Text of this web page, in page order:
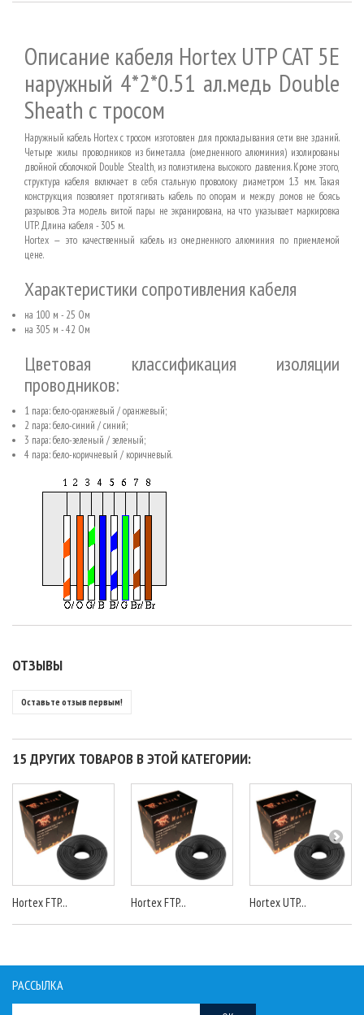
Описание кабеля Hortex UTP CAT 5Е
наружный 4*2*0.51 ал.медь Double
Sheath с тросом
Наружный кабель Hortex с тросом изготовлен для прокладывания сети вне зданий.
Четыре жилы проводников из биметалла (омедненного алюминия) изолированы
двойной оболочкой Double Stealth, из полиэтилена высокого давления. Кроме этого,
структура кабеля включает в себя стальную проволоку диаметром 1.3 мм. Такая
конструкция позволяет протягивать кабель по опорам и между домов не боясь
разрывов. Эта модель витой пары не экранирована, на что указывает маркировка
UTP.Длина кабеля - 305 м.
Hortex — это качественный кабель из омедненного алюминия по приемлемой
цене.
Характеристики сопротивления кабеля
на 100 м - 25 Ом
на 305 м - 42 Ом
Цветовая классификация изоляции
проводников:
1 пара: бело-оранжевый / оранжевый;
2 пара: бело-синий / синий;
3 пара: бело-зеленый / зеленый;
4 пара: бело-коричневый / коричневый.
ОТЗЫВЫ
Оставьте отзыв первым!
15 ДРУГИХ ТОВАРОВ В ЭТОЙ КАТЕГОРИИ:
Hortex FTP... Hortex FTP... Hortex UTP...
РАССЫЛКА